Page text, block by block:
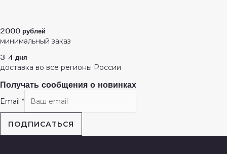
2000 рублей
минимальный заказ
3-4 дня
доставка во все регионы России
Получать сообщения о новинках
Email *
ПОДПИСАТЬСЯ